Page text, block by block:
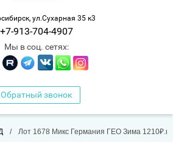
ул.Сухарная 35 к3
+7-913-704-4907
Мы в соц. сетях:
Обратный звонок
/ Лот 1678 Микс Германия ГЕО Зима 1210₽.кг